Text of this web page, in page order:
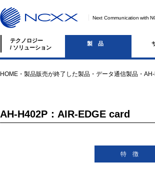
Next Communication with
テクノロジー
/ ソリューション
製品
HOME ・ 製品販売が終了した製品 ・ データ通信製品 ・
AH-H402P：AIR-EDGE card
特 徴